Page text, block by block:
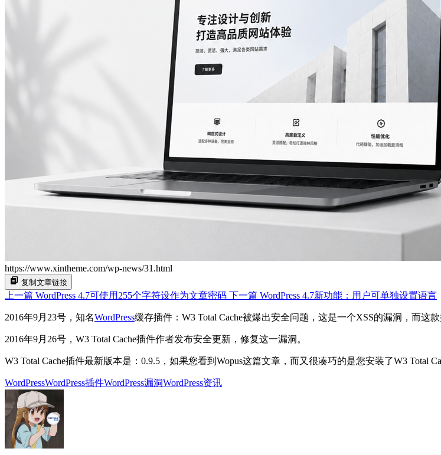
https://www.xintheme.com/wp-news/31.html
复制文章链接
上一篇 WordPress 4.7可使用255个字符设作为文章密码 下一篇 WordPress 4.7新功能：用户可单独设置语言
2016年9月23号，知名WordPress缓存插件：W3 Total Cache被爆出安全问题，这是一个XSS的漏洞，而这
2016年9月26号，W3 Total Cache插件作者发布安全更新，修复这一漏洞。
W3 Total Cache插件最新版本是：0.9.5，如果您看到Wopus这篇文章，而又很凑巧的是您安装了W3 Total
WordPressWordPress插件WordPress漏洞WordPress资讯